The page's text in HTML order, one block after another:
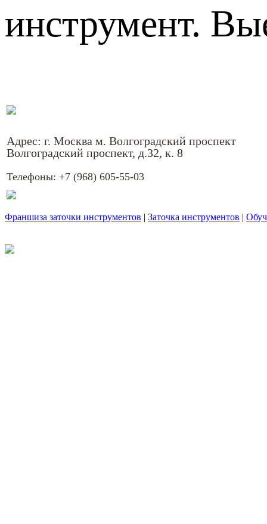
инструмент.
Адрес: г. Москва м. Волгоградский проспект
Волгоградский проспект, д.32, к. 8
Телефоны: +7 (968) 605-55-03
Франшиза заточки инструментов | Заточка инструментов |